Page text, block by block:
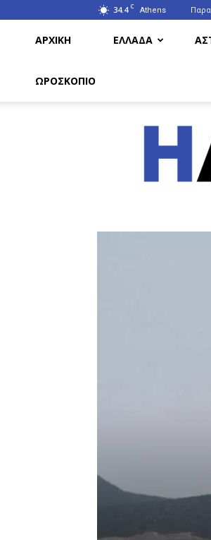
34.4 C Athens
ΑΡΧΙΚΗ ΕΛΛΑΔΑ
ΩΡΟΣΚΟΠΙΟ